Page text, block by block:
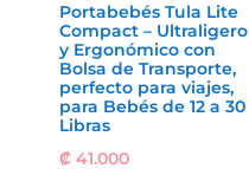
Portabebés Tula Lite
Compact – Ultraligero
y Ergonómico con
Bolsa de Transporte,
perfecto para viajes,
para Bebés de 12 a 30
Libras
₡ 41.000